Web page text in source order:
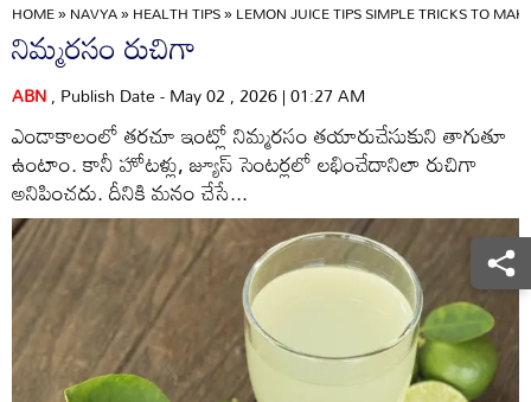
HOME»NAVYA»HEALTH TIPS»LEMON JUICE TIPS SIMPLE TRICKS TO
నిమ్మరసం రుచిగా
ABN, Publish Date - May 02 , 2026 | 01:27 AM
ఎండాకాలంలో తరచూ ఇంట్లో నిమ్మరసం తయారుచేసుకుని తాగుతూ
ఉంటాం. కానీ హోటళ్లు, జ్యూస్‌ సెంటర్లలో లభించేదానిలా రుచిగా
అనిపించదు. దీనికి మనం చేసే...